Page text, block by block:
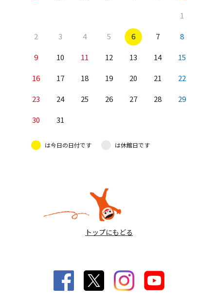
1
2 3 4 5 6 7 8
9 10 11 12 13 14 15
16 17 18 19 20 21 22
23 24 25 26 27 28 29
30 31
は今日の日付です は休館日です
トップにもどる